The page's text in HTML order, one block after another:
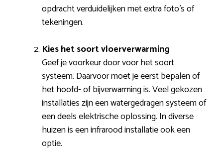
opdracht verduidelijken met extra foto’s of
tekeningen.
Kies het soort vloerverwarming
Geef je voorkeur door voor het soort
systeem. Daarvoor moet je eerst bepalen of
het hoofd- of bijverwarming is. Veel gekozen
installaties zijn een watergedragen systeem of
een deels elektrische oplossing. In diverse
huizen is een infrarood installatie ook een
optie.